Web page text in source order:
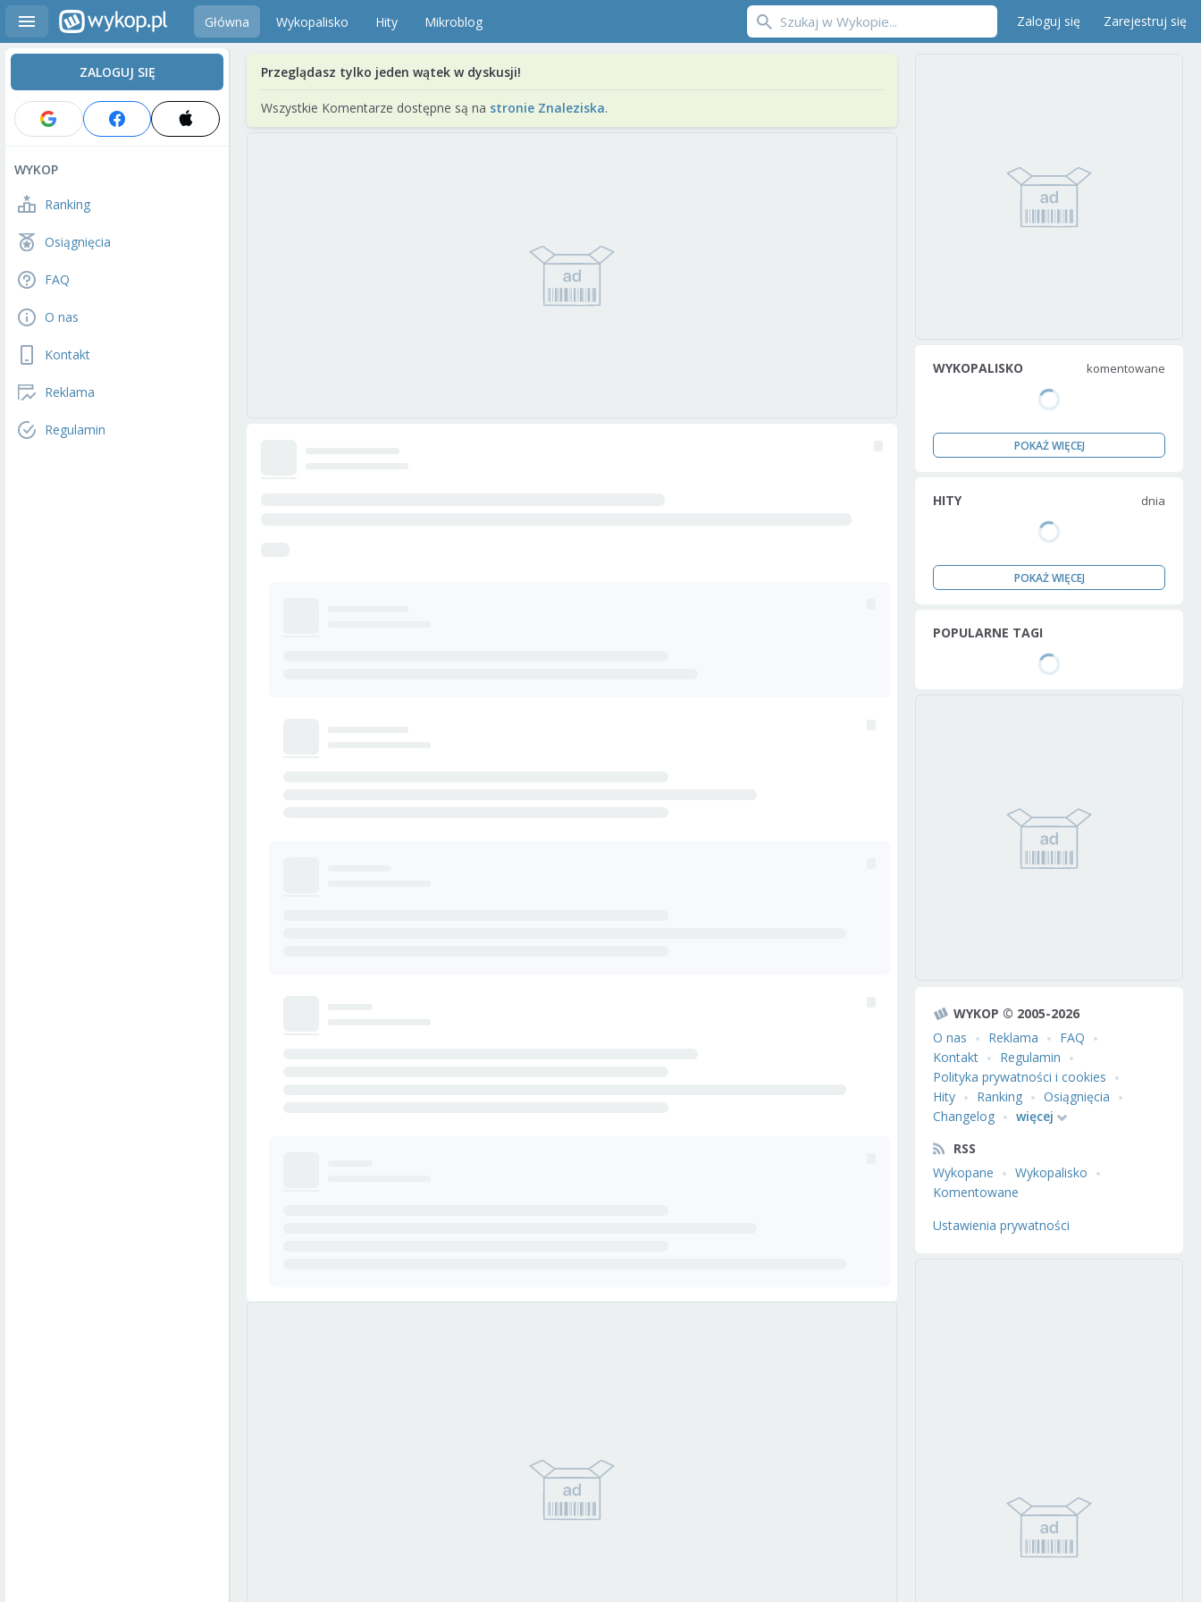
Główna Wykopalisko Hity Mikroblog Zaloguj się Zarejestruj się
ZALOGUJ SIĘ
WYKOP
Ranking
Osiągnięcia
FAQ
O nas
Kontakt
Reklama
Regulamin
Przeglądasz tylko jeden wątek w dyskusji!
Wszystkie Komentarze dostępne są na stronie Znaleziska.
WYKOPALISKO komentowane
POKAŻ WIĘCEJ
HITY dnia
POKAŻ WIĘCEJ
POPULARNE TAGI
WYKOP © 2005-2026
O nas
Reklama
FAQ
Kontakt
Regulamin
Polityka prywatności i cookies
Hity
Ranking
Osiągnięcia
Changelog
więcej
RSS
Wykopane
Wykopalisko
Komentowane
Ustawienia prywatności